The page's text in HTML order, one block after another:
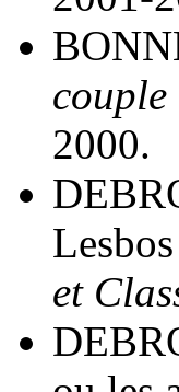
couple
2000.
et